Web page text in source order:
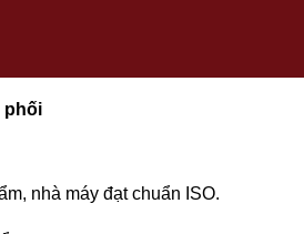
phối
nhà máy đạt chuẩn ISO.